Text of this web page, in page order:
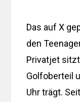
Das auf X
den
Privatjet
Golfoberteil
Uhr trägt.